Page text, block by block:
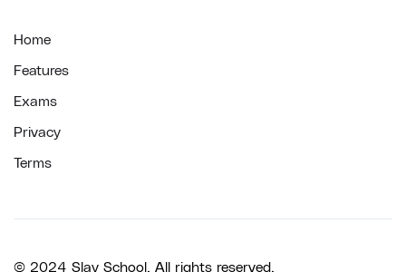
Home
Features
Exams
Privacy
Terms
© 2024 Slay School. All rights reserved.